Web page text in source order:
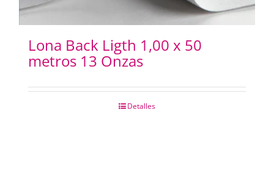
Lona Back Ligth 1,00 x 50
metros 13 Onzas
Detalles